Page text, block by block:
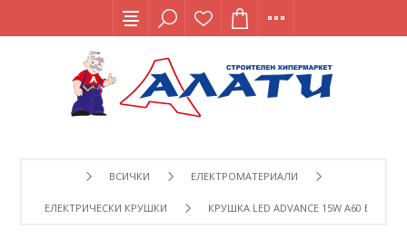
ВСИЧКИ ЕЛЕКТРОМАТЕРИАЛИ
ЕЛЕКТРИЧЕСКИ КРУШКИ КРУШКА LED ADVANCE 15W A60 E27